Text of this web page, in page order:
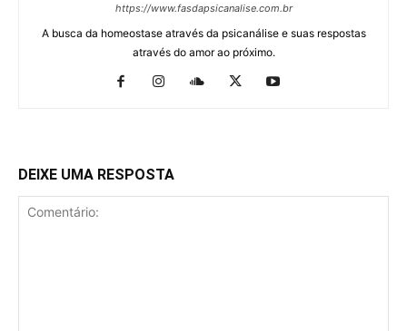
https://www.fasdapsicanalise.com.br
A busca da homeostase através da psicanálise e suas respostas
através do amor ao próximo.
DEIXE UMA RESPOSTA